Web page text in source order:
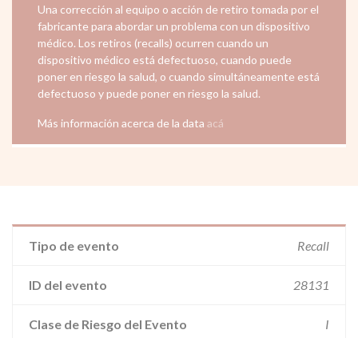
Una corrección al equipo o acción de retiro tomada por el
fabricante para abordar un problema con un dispositivo
médico. Los retiros (recalls) ocurren cuando un
dispositivo médico está defectuoso, cuando puede
poner en riesgo la salud, o cuando simultáneamente está
defectuoso y puede poner en riesgo la salud.
Más información acerca de la data acá
Tipo de evento Recall
ID del evento 28131
Clase de Riesgo del Evento I